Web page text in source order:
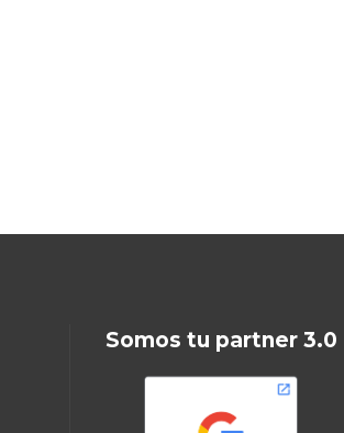
Somos tu partner 3.0